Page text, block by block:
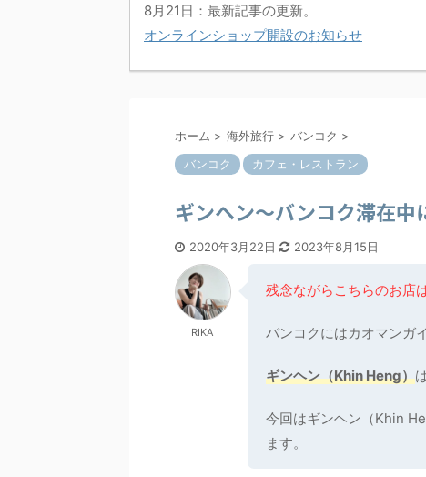
8月21日：最新記事の更新。
オンラインショップ開設のお知らせ
ホーム > 海外旅行 > バンコク >
バンコク
カフェ・レストラン
ギンヘン～バンコク滞在
2020年3月22日 2023年8月15日
RIKA
残念ながらこちらのお店
バンコクにはカオマンガ
ギンヘン（Khin Heng）
今回はギンヘン（Khin
ます。